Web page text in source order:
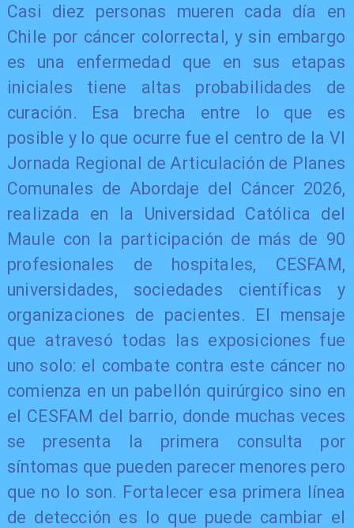
Casi diez personas mueren cada día en
Chile por cáncer colorrectal, y sin embargo
es una enfermedad que en sus etapas
iniciales tiene altas probabilidades de
curación. Esa brecha entre lo que es
posible y lo que ocurre fue el centro de la VI
Jornada Regional de Articulación de Planes
Comunales de Abordaje del Cáncer 2026,
realizada en la Universidad Católica del
Maule con la participación de más de 90
profesionales de hospitales, CESFAM,
universidades, sociedades científicas y
organizaciones de pacientes. El mensaje
que atravesó todas las exposiciones fue
uno solo: el combate contra este cáncer no
comienza en un pabellón quirúrgico sino en
el CESFAM del barrio, donde muchas veces
se presenta la primera consulta por
síntomas que pueden parecer menores pero
que no lo son. Fortalecer esa primera línea
de detección es lo que puede cambiar el